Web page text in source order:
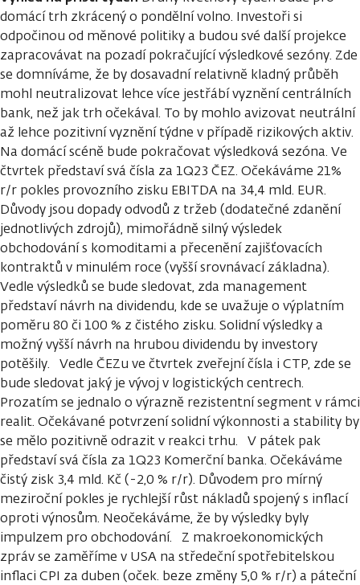
domácí trh zkrácený o pondělní volno. Investoři si
odpočinou od měnové politiky a budou své další projekce
zapracovávat na pozadí pokračující výsledkové sezóny. Zde
se domníváme, že by dosavadní relativně kladný průběh
mohl neutralizovat lehce více jestřábí vyznění centrálních
bank, než jak trh očekával. To by mohlo avizovat neutrální
až lehce pozitivní vyznění týdne v případě rizikových aktiv.
Na domácí scéně bude pokračovat výsledková sezóna. Ve
čtvrtek představí svá čísla za 1Q23 ČEZ. Očekáváme 21%
r/r pokles provozního zisku EBITDA na 34,4 mld. EUR.
Důvody jsou dopady odvodů z tržeb (dodatečné zdanění
jednotlivých zdrojů), mimořádně silný výsledek
obchodování s komoditami a přecenění zajišťovacích
kontraktů v minulém roce (vyšší srovnávací základna).
Vedle výsledků se bude sledovat, zda management
představí návrh na dividendu, kde se uvažuje o výplatním
poměru 80 či 100 % z čistého zisku. Solidní výsledky a
možný vyšší návrh na hrubou dividendu by investory
potěšily. Vedle ČEZu ve čtvrtek zveřejní čísla i CTP, zde se
bude sledovat jaký je vývoj v logistických centrech.
Prozatím se jednalo o výrazně rezistentní segment v rámci
realit. Očekávané potvrzení solidní výkonnosti a stability by
se mělo pozitivně odrazit v reakci trhu. V pátek pak
představí svá čísla za 1Q23 Komerční banka. Očekáváme
čistý zisk 3,4 mld. Kč (-2,0 % r/r). Důvodem pro mírný
meziroční pokles je rychlejší růst nákladů spojený s inflací
oproti výnosům. Neočekáváme, že by výsledky byly
impulzem pro obchodování. Z makroekonomických
zpráv se zaměříme v USA na středeční spotřebitelskou
inflaci CPI za duben (oček. beze změny 5,0 % r/r) a páteční